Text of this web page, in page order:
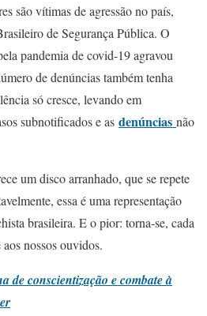
são vítimas de agressão no país,
de Segurança Pública. O
pandemia de covid-19 agravou
de denúncias também tenha
só cresce, levando em
subnotificados e as denúncias não
um disco arranhado, que se repete
essa é uma representação
brasileira. E o pior: torna-se, cada
nossos ouvidos.
de conscientização e combate à